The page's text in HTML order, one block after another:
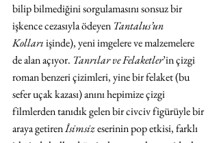
bilip bilmediğini sorgulamasını sonsuz bir
işkence cezasıyla ödeyen Tantalus’un
Kolları işinde), yeni imgelere ve malzemelere
de alan açıyor. Tanrılar ve Felaketler’in çizgi
roman benzeri çizimleri, yine bir felaket (bu
sefer uçak kazası) anını hepimize çizgi
filmlerden tanıdık gelen bir civciv figürüyle bir
araya getiren İsimsiz eserinin pop etkisi, farklı